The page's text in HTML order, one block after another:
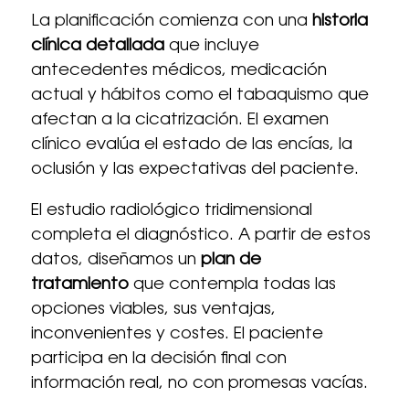
La planificación comienza con una historia
clínica detalladaque incluye
antecedentes médicos, medicación
actual y hábitos como el tabaquismo que
afectan a la cicatrización. El examen
clínico evalúa el estado de las encías, la
oclusión y las expectativas del paciente.
El estudio radiológico tridimensional
completa el diagnóstico. A partir de estos
datos, diseñamos un plan de
tratamientoque contempla todas las
opciones viables, sus ventajas,
inconvenientes y costes. El paciente
participa en la decisión final con
información real, no con promesas vacías.